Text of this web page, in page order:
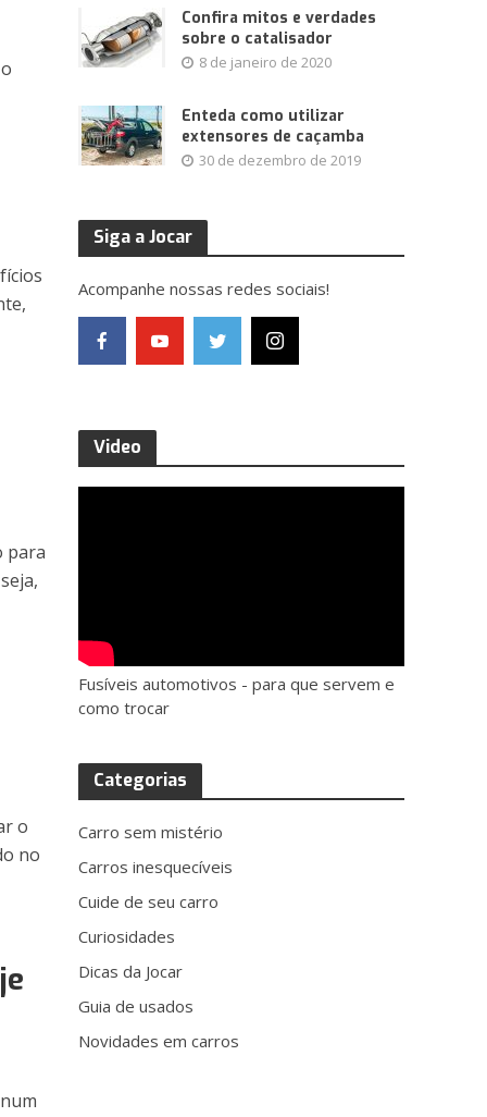
para
o
no
Confira mitos e verdades
sobre o catalisador
8 de janeiro de 2020
Enteda como utilizar
extensores de caçamba
30 de dezembro de 2019
Siga a Jocar
Acompanhe nossas redes sociais!
Video
Fusíveis automotivos - para que servem e
como trocar
Categorias
Carro sem mistério
Carros inesquecíveis
Cuide de seu carro
Curiosidades
Dicas da Jocar
Guia de usados
Novidades em carros